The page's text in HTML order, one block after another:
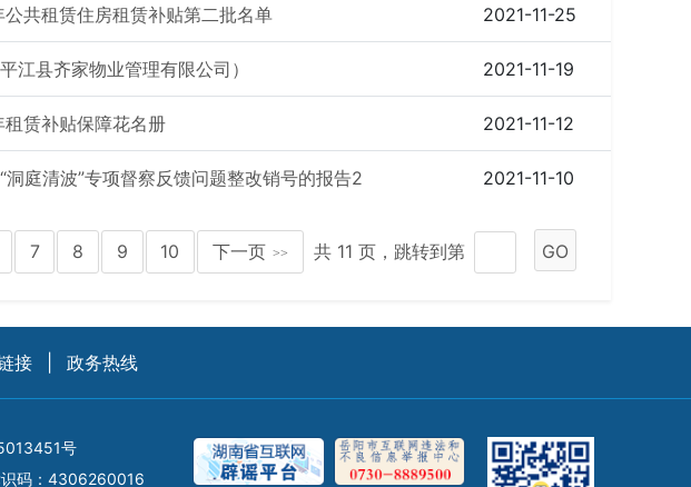
共租赁住房租赁补贴第二批名单 2021-11-25
江县齐家物业管理有限公司） 2021-11-19
赁补贴保障花名册 2021-11-12
洞庭清波”专项督察反馈问题整改销号的报告2 2021-11-10
7 8 9 10 下一页 >> 共 11 页，跳转到第 GO
接 政务热线
号
识码：4306260016